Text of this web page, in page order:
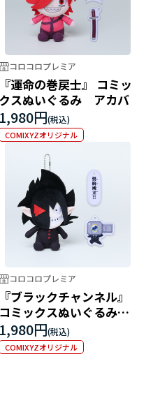
コロコロプレミア
『運命の巻戻士』 コミッ
クスぬいぐるみ アカバ
1,980円
COMIXYZオリジナル
コロコロプレミア
『ブラックチャンネル』
コミックスぬいぐるみ
ブラック
1,980円
COMIXYZオリジナル